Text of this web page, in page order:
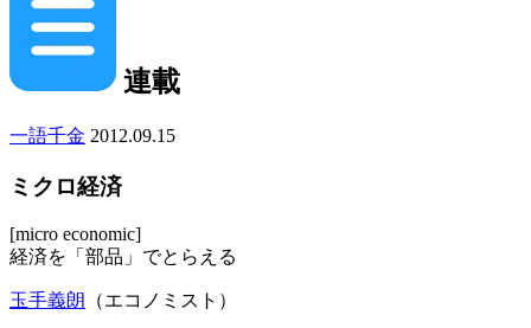
連載
一語千金 2012.09.15
ミクロ経済
[micro economic]
経済を「部品」でとらえる
玉手義朗 （エコノミスト）